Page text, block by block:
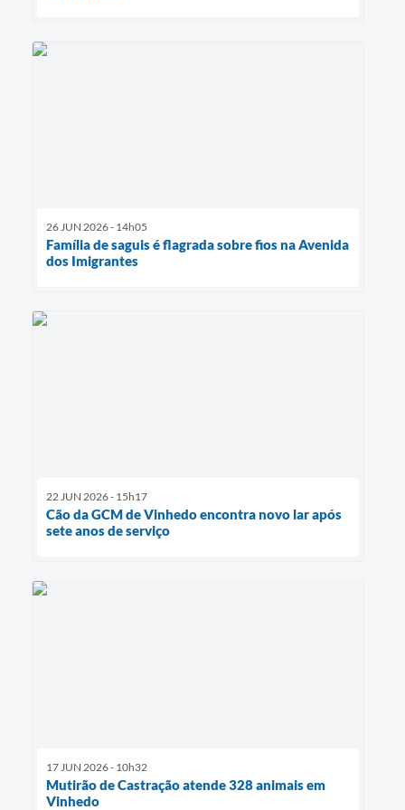
26 JUN 2026 - 14h05
Família de saguis é flagrada sobre fios na Avenida
dos Imigrantes
22 JUN 2026 - 15h17
Cão da GCM de Vinhedo encontra novo lar após
sete anos de serviço
17 JUN 2026 - 10h32
Mutirão de Castração atende 328 animais em
Vinhedo